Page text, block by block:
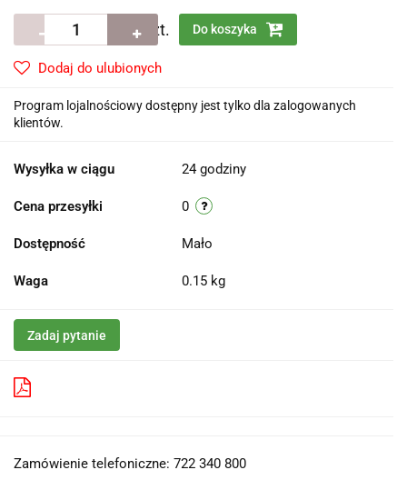
szt. Do koszyka
Dodaj do ulubionych
Program lojalnościowy dostępny jest tylko dla zalogowanych
klientów.
Wysyłka w ciągu 24 godziny
Cena przesyłki 0
Dostępność Mało
Waga 0.15 kg
Zadaj pytanie
Zamówienie telefoniczne: 722 340 800